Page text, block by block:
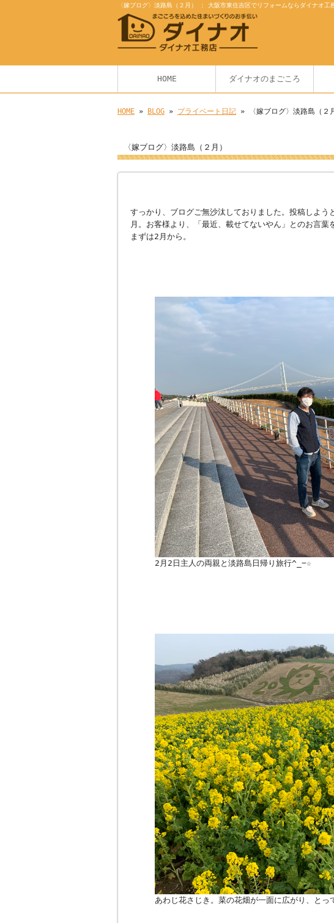
〈嫁ブログ〉淡路島（２月） : 大阪市東住吉区でリフォームならダイナオ工
HOME ダイナオのまごころ
HOME » BLOG » プライベート日記 » 〈嫁ブログ〉淡路島（２
〈嫁ブログ〉淡路島（２月）
すっかり、ブログご無沙汰しておりました。投稿しよ
月。お客様より、「最近、載せてないやん」とのお言葉
まずは2月から。
2月2日主人の両親と淡路島日帰り旅行^_−☆
あわじ花さじき。菜の花畑が一面に広がり、と